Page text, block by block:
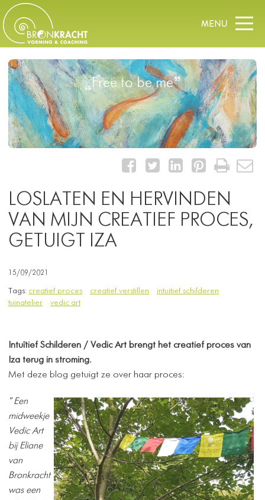
Free to be me
LOSLATEN EN HERVINDEN
VAN MIJN CREATIEF PROCES,
GETUIGT IZA
15/09/2021
Tags: creatief proces creatief verstillen
intuitief schilderen
tuinatelier
vedic art
Intuïtief Schilderen / Vedic Art brengt het creatief proces van
Iza terug in stroming.
Met deze blog getuigt ze over haar proces:
"Een
midweekje
Vedic Art
bij Eliane
van
Bronkracht
was een